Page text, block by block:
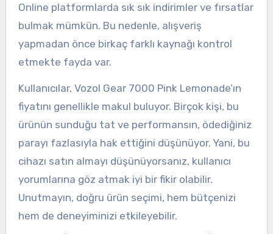
Online platformlarda sık sık indirimler ve fırsatlar
bulmak mümkün. Bu nedenle, alışveriş
yapmadan önce birkaç farklı kaynağı kontrol
etmekte fayda var.
Kullanıcılar, Vozol Gear 7000 Pink Lemonade’ın
fiyatını genellikle makul buluyor. Birçok kişi, bu
ürünün sunduğu tat ve performansın, ödediğiniz
parayı fazlasıyla hak ettiğini düşünüyor. Yani, bu
cihazı satın almayı düşünüyorsanız, kullanıcı
yorumlarına göz atmak iyi bir fikir olabilir.
Unutmayın, doğru ürün seçimi, hem bütçenizi
hem de deneyiminizi etkileyebilir.